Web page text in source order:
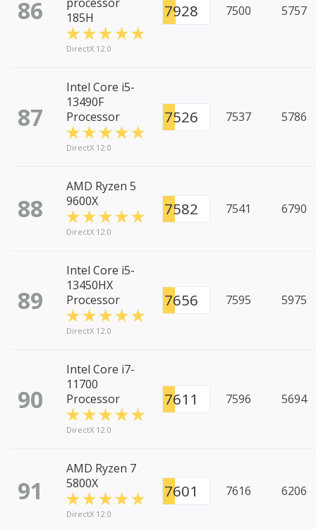
86
185H
DirectX 12.0
7928 7500 5757
87
Intel Core i5-
13490F
Processor
DirectX 12.0
7526 7537 5786
88
AMD Ryzen 5
9600X
DirectX 12.0
7582 7541 6790
89
Intel Core i5-
13450HX
Processor
DirectX 12.0
7656 7595 5975
90
Intel Core i7-
11700
Processor
DirectX 12.0
7611 7596 5694
91
AMD Ryzen 7
5800X
DirectX 12.0
7601 7616 6206